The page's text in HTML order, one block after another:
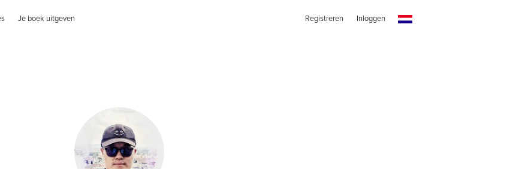
Je boek uitgeven Registreren Inloggen